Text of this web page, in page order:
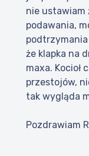
nie ustawiam
podawania,
że klapka na
maxa. Kocioł
przestojów,
tak wygląda
Pozdrawiam